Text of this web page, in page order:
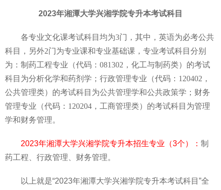
2023年湘潭大学兴湘学院专升本考试科目
各专业文化课考试科目均为3门，其中，英语为必考公共
科目，另外2门为专业课和专业基础课，专业考试科目分别
为：制药工程专业（代码：081302，化工与制药类）的考试
科目为分析化学和药剂学；行政管理专业（代码：120402，
公共管理类）的考试科目为公共管理学和公共政策学；财务
管理专业（代码：120204，工商管理类）的考试科目为管理
学和财务管理。
2023年湘潭大学兴湘学院专升本招生专业（3个）： 制
药工程
行政管理 财务管理。
以上就是“2023年湘潭大学兴湘学院专升本考试科目”全